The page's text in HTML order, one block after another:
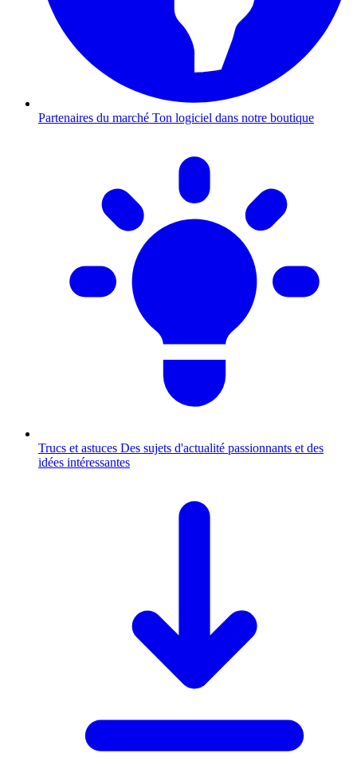
Partenaires du marché Ton logiciel dans notre boutique
Trucs et astuces Des sujets d'actualité passionnants et des
idées intéressantes